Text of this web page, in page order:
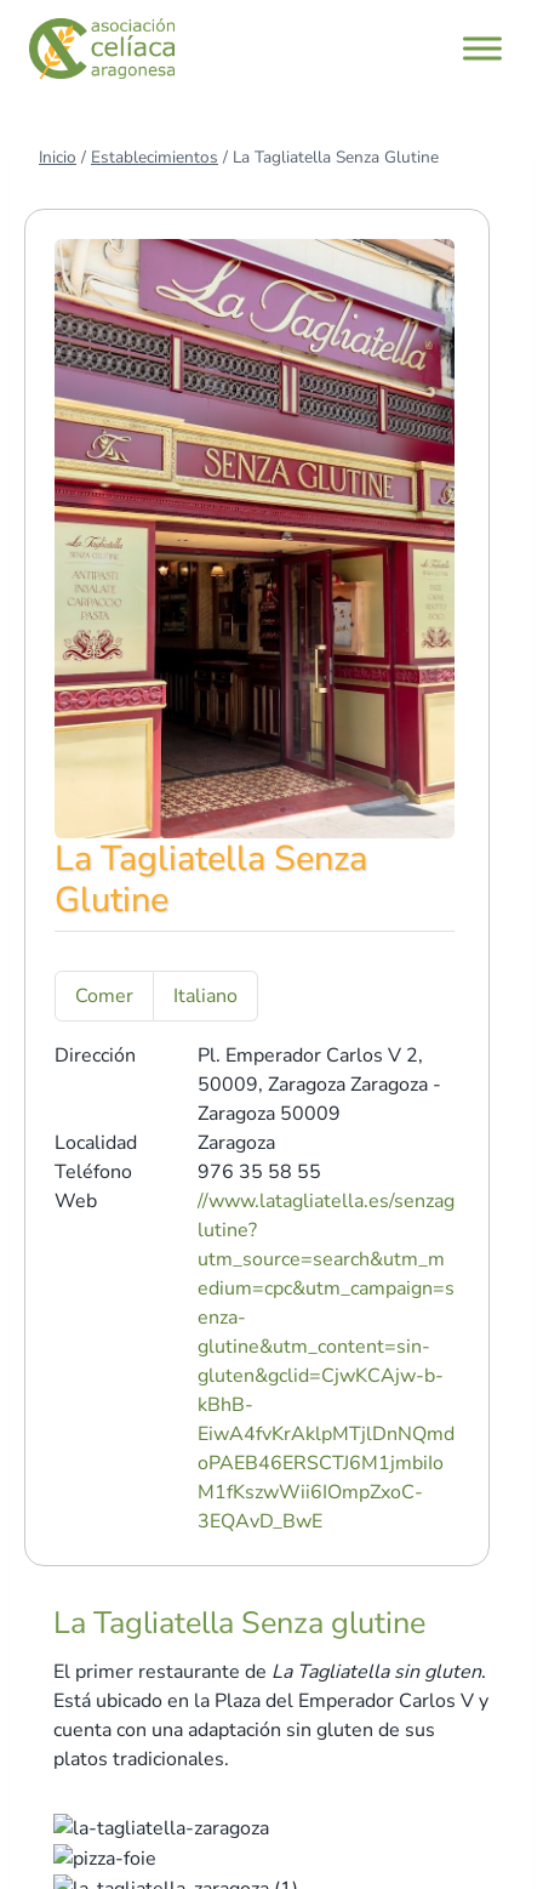
Saltar
contenido
Inicio / Establecimientos / La Tagliatella Senza Glutine
La Tagliatella Senza
Glutine
Comer Italiano
Dirección
Pl. Emperador Carlos V 2,
50009, ZaragozaZaragoza -
Zaragoza 50009
Localidad
Zaragoza
Teléfono
976 35 58 55
Web
//www.latagliatella.es/senzag
lutine?
utm_source=search&utm_m
edium=cpc&utm_campaign=s
enza-
glutine&utm_content=sin-
gluten&gclid=CjwKCAjw-b-
kBhB-
EiwA4fvKrAklpMTjlDnNQmd
oPAEB46ERSCTJ6M1jmbiIo
M1fKszwWii6IOmpZxoC-
3EQAvD_BwE
La Tagliatella Senza glutine
El primer restaurante de La Tagliatella sin gluten.
Está ubicado en la Plaza del Emperador Carlos V y
cuenta con una adaptación sin gluten de sus
platos tradicionales.